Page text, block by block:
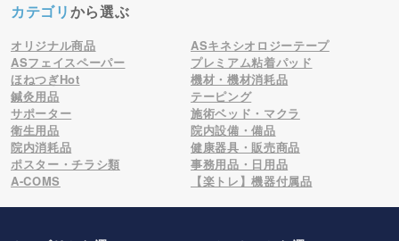
カテゴリから選ぶ
オリジナル商品
ASキネシオロジーテープ
ASフェイスペーパー
プレミアム粘着パッド
ほねつぎHot
機材・機材消耗品
鍼灸用品
テーピング
サポーター
施術ベッド・マクラ
衛生用品
院内設備・備品
院内消耗品
健康器具・販売商品
ポスター・チラシ類
事務用品・日用品
A-COMS
【楽トレ】機器付属品